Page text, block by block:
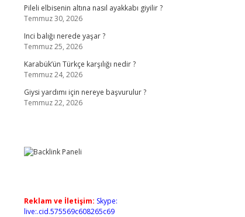
Pileli elbisenin altına nasıl ayakkabı giyilir ?
Temmuz 30, 2026
Inci balığı nerede yaşar ?
Temmuz 25, 2026
Karabük’ün Türkçe karşılığı nedir ?
Temmuz 24, 2026
Giysi yardımı için nereye başvurulur ?
Temmuz 22, 2026
Reklam ve İletişim: Skype:
live:.cid.575569c608265c69